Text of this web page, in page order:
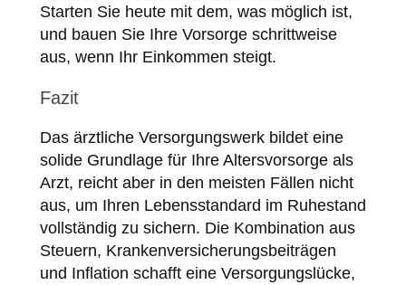
Starten Sie heute mit dem, was möglich ist,
und bauen Sie Ihre Vorsorge schrittweise
aus, wenn Ihr Einkommen steigt.
Fazit
Das ärztliche Versorgungswerk bildet eine
solide Grundlage für Ihre Altersvorsorge als
Arzt, reicht aber in den meisten Fällen nicht
aus, um Ihren Lebensstandard im Ruhestand
vollständig zu sichern. Die Kombination aus
Steuern, Krankenversicherungsbeiträgen
und Inflation schafft eine Versorgungslücke,